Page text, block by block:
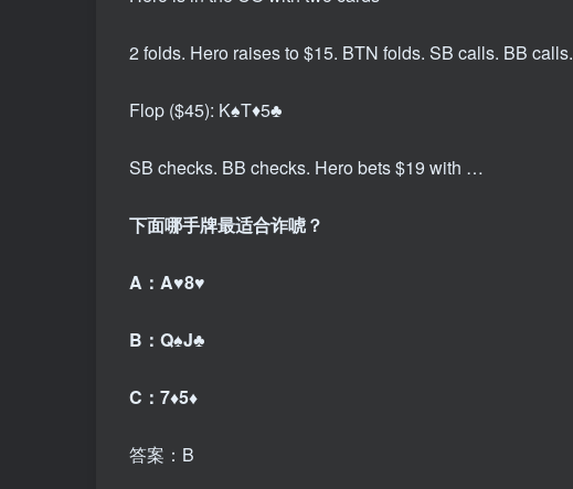
2 folds. Hero raises to $15. BTN folds. SB calls. BB calls.
Flop ($45): K♠T♦5♣
SB checks. BB checks. Hero bets $19 with …
下面哪手牌最适合诈唬？
A：A♥8♥
B：Q♠J♣
C：7♦5♦
答案：B